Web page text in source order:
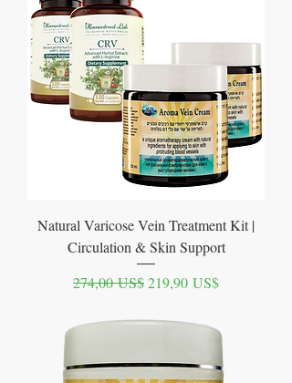
Natural Varicose Vein Treatment Kit |
Circulation & Skin Support
Precio
274,00 US$Precio de oferta
219,90 US$